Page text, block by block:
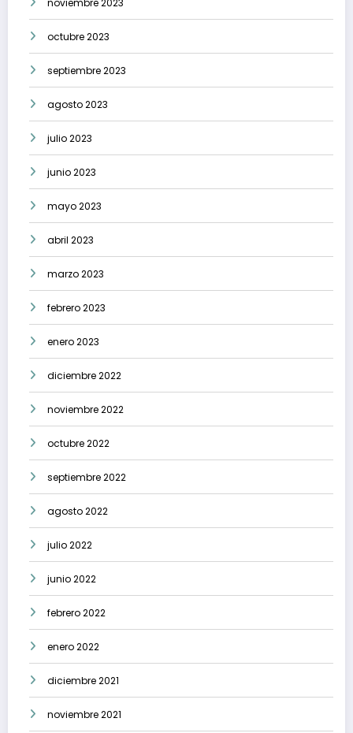
noviembre 2023
octubre 2023
septiembre 2023
agosto 2023
julio 2023
junio 2023
mayo 2023
abril 2023
marzo 2023
febrero 2023
enero 2023
diciembre 2022
noviembre 2022
octubre 2022
septiembre 2022
agosto 2022
julio 2022
junio 2022
febrero 2022
enero 2022
diciembre 2021
noviembre 2021